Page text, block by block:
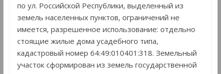
по ул. Российской Республики, выделенный из
земель населенных пунктов, ограничений не
имеется, разрешенное использование: отдельно
стоящие жилые дома усадебного типа,
кадастровый номер 64:49:010401:318. Земельный
участок сформирован из земель государственной